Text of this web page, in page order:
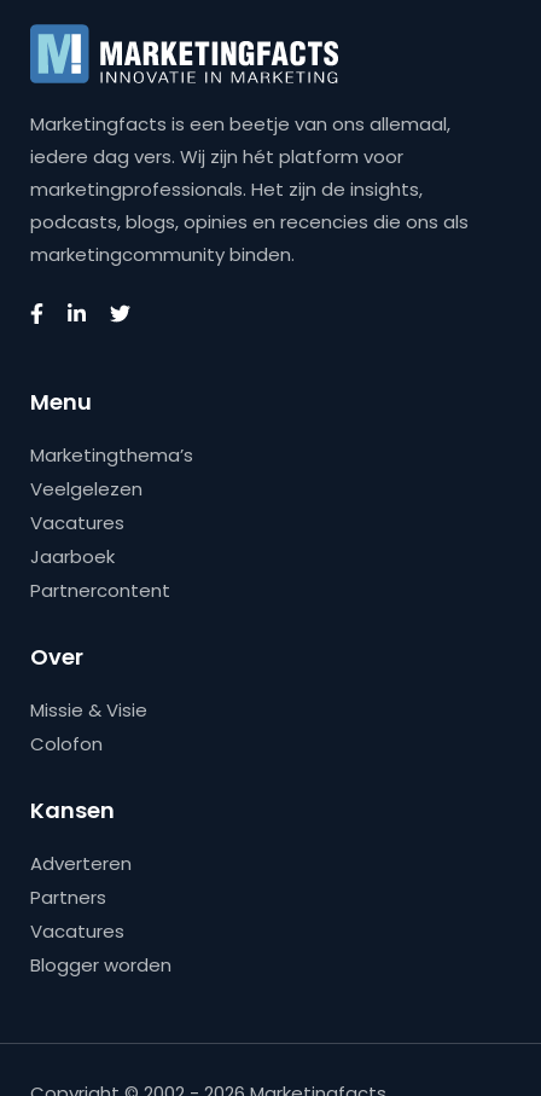
Marketingfacts is een beetje van ons allemaal,
iedere dag vers. Wij zijn hét platform voor
marketingprofessionals. Het zijn de insights,
podcasts, blogs, opinies en recencies die ons als
marketingcommunity binden.
Menu
Marketingthema’s
Veelgelezen
Vacatures
Jaarboek
Partnercontent
Over
Missie & Visie
Colofon
Kansen
Adverteren
Partners
Vacatures
Blogger worden